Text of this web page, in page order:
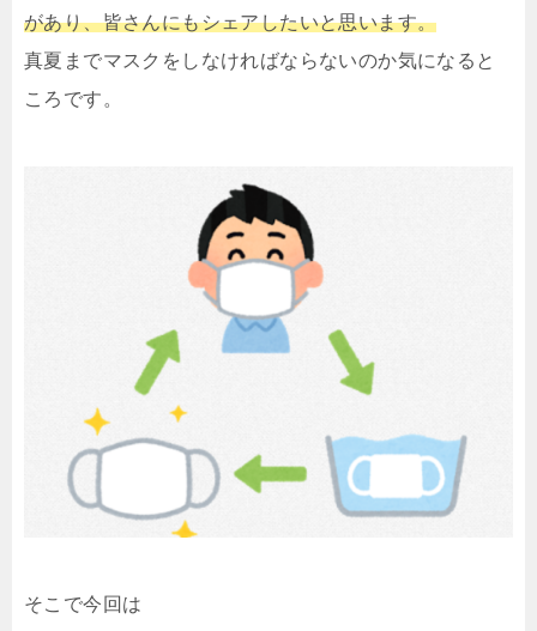
があり、皆さんにもシェアしたいと思います。
真夏までマスクをしなければならないのか気になると
ころです。
そこで今回は